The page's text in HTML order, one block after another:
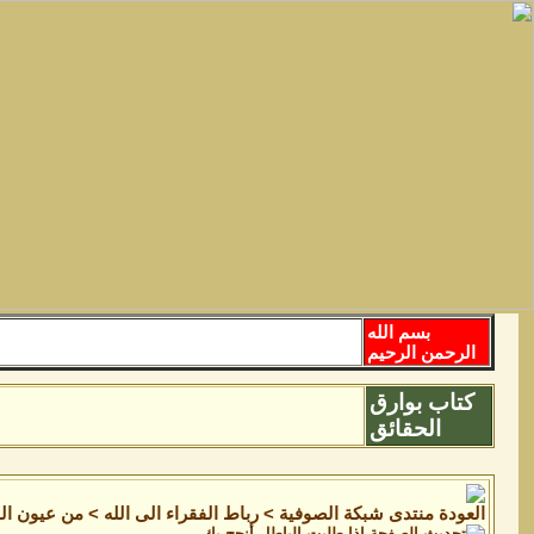
بسم الله
الرحمن الرحيم
كتاب بوارق
الحقائق
منتدى شبكة الصوفية >رباط الفقراء الى الله >من عيون